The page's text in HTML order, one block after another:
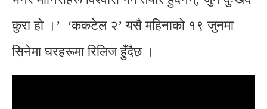
कुरा हो ।’ ‘ककटेल २’ यसै महिनाको १९ जुनमा
सिनेमा घरहरूमा रिलिज हुँदैछ ।